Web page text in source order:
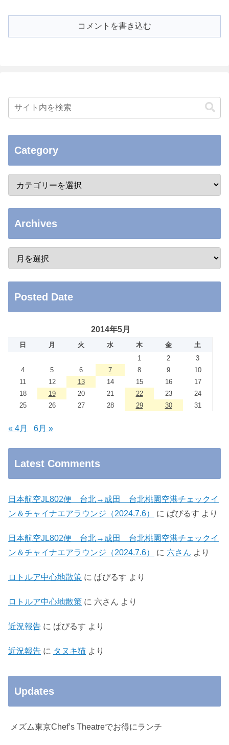
コメントを書き込む
Category
Archives
Posted Date
2014年5月
日 月 火 水 木 金
土
1
2
3
4
5 6 7 8 9
10
11
12 13 14 15 16
17
18
19 20 21 22 23
24
25
26 27 28 29 30 31
« 4月 6月 »
Latest Comments
日本航空JL802便 台北→成田 台北桃園空港チェックイ
ン＆チャイナエアラウンジ（2024.7.6）
に ぱぴるす より
日本航空JL802便 台北→成田 台北桃園空港チェックイ
ン＆チャイナエアラウンジ（2024.7.6）
に 六さん より
ロトルア中心地散策 に ぱぴるす より
ロトルア中心地散策 に 六さん より
近況報告 に ぱぴるす より
近況報告 に タヌキ猫 より
Updates
メズム東京Chef’s Theatreでお得にランチ